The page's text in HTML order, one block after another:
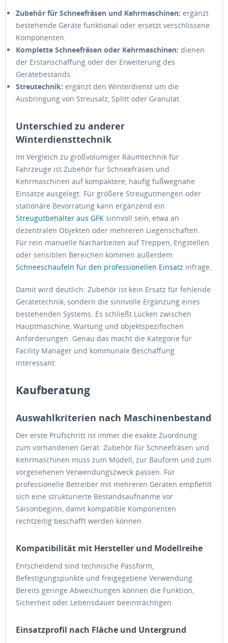
Zubehör für Schneefräsen und Kehrmaschinen: ergänzt
bestehende Geräte funktional oder ersetzt verschlissene
Komponenten.
Komplette Schneefräsen oder Kehrmaschinen: dienen
der Erstanschaffung oder der Erweiterung des
Gerätebestands.
Streutechnik: ergänzt den Winterdienst um die
Ausbringung von Streusalz, Splitt oder Granulat.
Unterschied zu anderer
Winterdiensttechnik
Im Vergleich zu großvolumiger Räumtechnik für
Fahrzeuge ist Zubehör für Schneefräsen und
Kehrmaschinen auf kompaktere, häufig fußwegnahe
Einsätze ausgelegt. Für größere Streugutmengen oder
stationäre Bevorratung kann ergänzend ein
Streugutbehälter aus GFK sinnvoll sein, etwa an
dezentralen Objekten oder mehreren Liegenschaften.
Für rein manuelle Nacharbeiten auf Treppen, Engstellen
oder sensiblen Bereichen kommen außerdem
Schneeschaufeln für den professionellen Einsatz infrage.
Damit wird deutlich: Zubehör ist kein Ersatz für fehlende
Gerätetechnik, sondern die sinnvolle Ergänzung eines
bestehenden Systems. Es schließt Lücken zwischen
Hauptmaschine, Wartung und objektspezifischen
Anforderungen. Genau das macht die Kategorie für
Facility Manager und kommunale Beschaffung
interessant.
Kaufberatung
Auswahlkriterien nach Maschinenbestand
Der erste Prüfschritt ist immer die exakte Zuordnung
zum vorhandenen Gerät. Zubehör für Schneefräsen und
Kehrmaschinen muss zum Modell, zur Bauform und zum
vorgesehenen Verwendungszweck passen. Für
professionelle Betreiber mit mehreren Geräten empfiehlt
sich eine strukturierte Bestandsaufnahme vor
Saisonbeginn, damit kompatible Komponenten
rechtzeitig beschafft werden können.
Kompatibilität mit Hersteller und Modellreihe
Entscheidend sind technische Passform,
Befestigungspunkte und freigegebene Verwendung.
Bereits geringe Abweichungen können die Funktion,
Sicherheit oder Lebensdauer beeinträchtigen.
Einsatzprofil nach Fläche und Untergrund